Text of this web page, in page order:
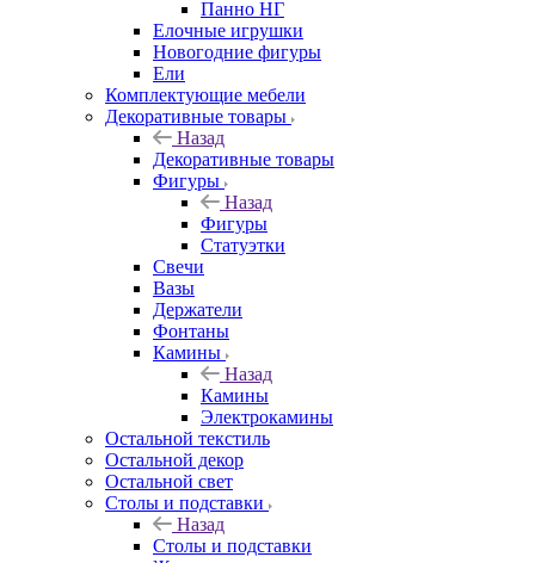
Панно НГ
Елочные игрушки
Новогодние фигуры
Ели
Комплектующие мебели
Декоративные товары
Назад
Декоративные товары
Фигуры
Назад
Фигуры
Статуэтки
Свечи
Вазы
Держатели
Фонтаны
Камины
Назад
Камины
Электрокамины
Остальной текстиль
Остальной декор
Остальной свет
Столы и подставки
Назад
Столы и подставки